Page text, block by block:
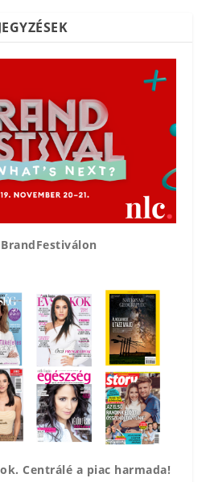
Centrálé a piac harmada!